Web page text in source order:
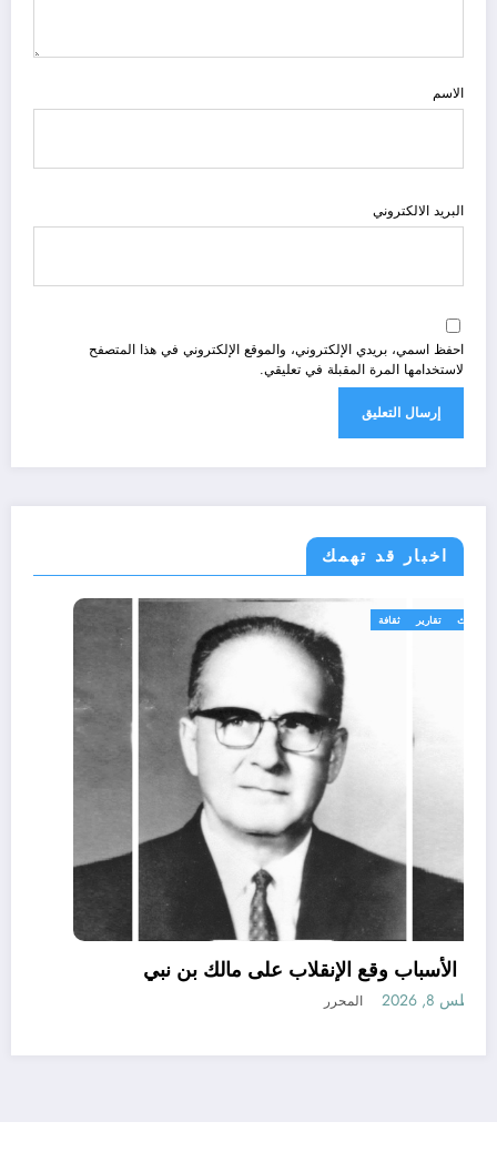
الاسم
البريد الالكتروني
احفظ اسمي، بريدي الإلكتروني، والموقع الإلكتروني في هذا المتصفح
لاستخدامها المرة المقبلة في تعليقي.
اخبار قد تهمك
الحدث تقارير
لهذه الأسباب وقع الإنقلاب على مالك بن نبي
أغسطس 8, 2026